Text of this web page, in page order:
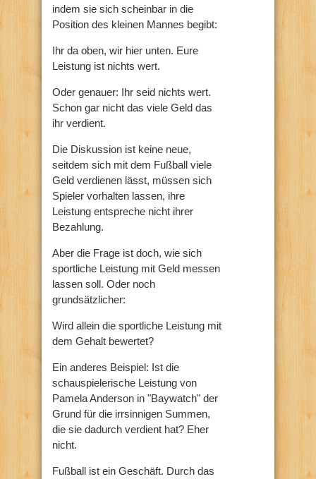
indem sie sich scheinbar in die
Position des kleinen Mannes begibt:
Ihr da oben, wir hier unten. Eure
Leistung ist nichts wert.
Oder genauer: Ihr seid nichts wert.
Schon gar nicht das viele Geld das
ihr verdient.
Die Diskussion ist keine neue,
seitdem sich mit dem Fußball viele
Geld verdienen lässt, müssen sich
Spieler vorhalten lassen, ihre
Leistung entspreche nicht ihrer
Bezahlung.
Aber die Frage ist doch, wie sich
sportliche Leistung mit Geld messen
lassen soll. Oder noch
grundsätzlicher:
Wird allein die sportliche Leistung mit
dem Gehalt bewertet?
Ein anderes Beispiel: Ist die
schauspielerische Leistung von
Pamela Anderson in "Baywatch" der
Grund für die irrsinnigen Summen,
die sie dadurch verdient hat? Eher
nicht.
Fußball ist ein Geschäft. Durch das